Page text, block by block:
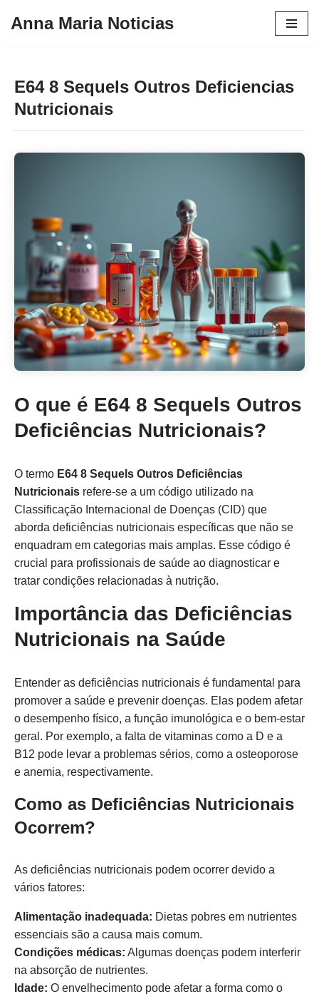
conteúdo
Anna Maria Noticias
E64 8 Sequels Outros Deficiencias
Nutricionais
O que é E64 8 Sequels Outros
Deficiências Nutricionais?
O termo E64 8 Sequels Outros Deficiências
Nutricionais refere-se a um código utilizado na
Classificação Internacional de Doenças (CID) que
aborda deficiências nutricionais específicas que não se
enquadram em categorias mais amplas. Esse código é
crucial para profissionais de saúde ao diagnosticar e
tratar condições relacionadas à nutrição.
Importância das Deficiências
Nutricionais na Saúde
Entender as deficiências nutricionais é fundamental para
promover a saúde e prevenir doenças. Elas podem afetar
o desempenho físico, a função imunológica e o bem-estar
geral. Por exemplo, a falta de vitaminas como a D e a
B12 pode levar a problemas sérios, como a osteoporose
e anemia, respectivamente.
Como as Deficiências Nutricionais
Ocorrem?
As deficiências nutricionais podem ocorrer devido a
vários fatores:
Alimentação inadequada: Dietas pobres em nutrientes
essenciais são a causa mais comum.
Condições médicas: Algumas doenças podem interferir
na absorção de nutrientes.
Idade: O envelhecimento pode afetar a forma como o